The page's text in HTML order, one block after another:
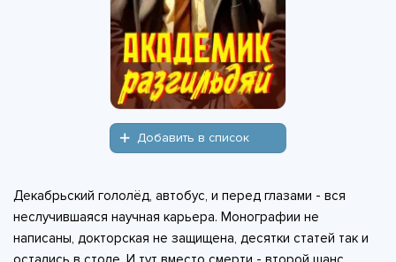
Добавить в список
Декабрьский гололёд, автобус, и перед глазами - вся
неслучившаяся научная карьера. Монографии не
написаны, докторская не защищена, десятки статей так и